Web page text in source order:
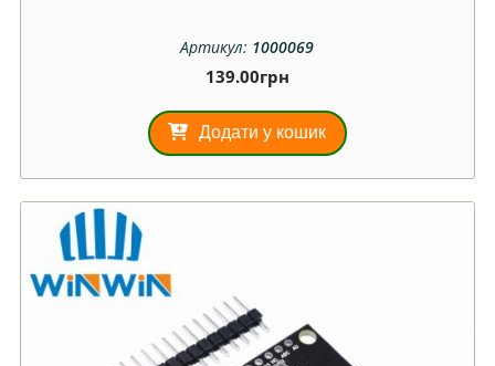
Артикул: 1000069
139.00грн
Додати у кошик